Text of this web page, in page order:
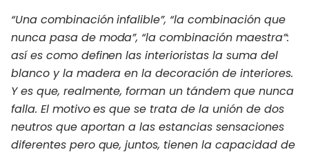
“Una combinación infalible”, “la combinación que
nunca pasa de moda”, “la combinación maestra”:
así es como definen las interioristas la suma del
blanco y la madera en la decoración de interiores.
Y es que, realmente, forman un tándem que nunca
falla. El motivo es que se trata de la unión de dos
neutros que aportan a las estancias sensaciones
diferentes pero que, juntos, tienen la capacidad de